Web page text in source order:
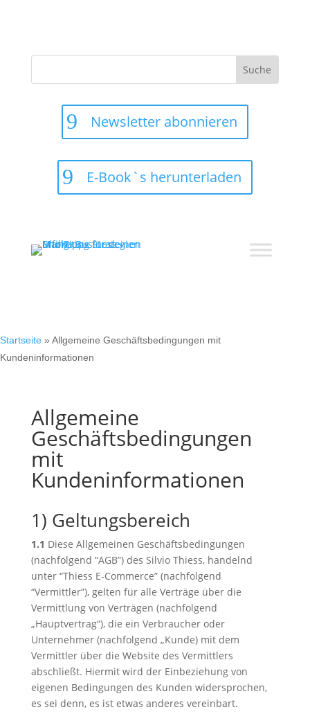
Newsletter abonnieren
E-Book`s herunterladen
Startseite » Allgemeine Geschäftsbedingungen mit
Kundeninformationen
Allgemeine
Geschäftsbedingungen
mit
Kundeninformationen
1) Geltungsbereich
1.1 Diese Allgemeinen Geschäftsbedingungen
(nachfolgend “AGB”) des Silvio Thiess, handelnd
unter “Thiess E-Commerce” (nachfolgend
“Vermittler”), gelten für alle Verträge über die
Vermittlung von Verträgen (nachfolgend
„Hauptvertrag“), die ein Verbraucher oder
Unternehmer (nachfolgend „Kunde) mit dem
Vermittler über die Website des Vermittlers
abschließt. Hiermit wird der Einbeziehung von
eigenen Bedingungen des Kunden widersprochen,
es sei denn, es ist etwas anderes vereinbart.